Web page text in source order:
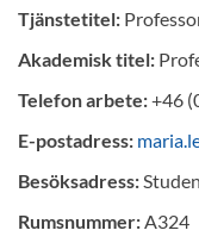
Tjänstetitel:
Akademisk titel:
Telefon arbete:+46
E-postadress:
Besöksadress:
Rumsnummer:A324